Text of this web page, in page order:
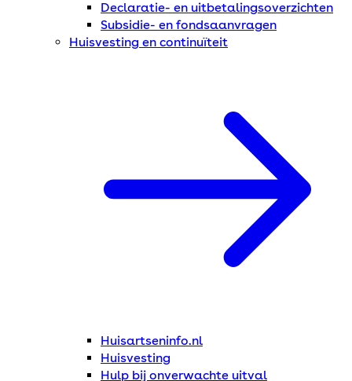
Declaratie- en uitbetalingsoverzichten
Subsidie- en fondsaanvragen
Huisvesting en continuïteit
Huisartseninfo.nl
Huisvesting
Hulp bij onverwachte uitval